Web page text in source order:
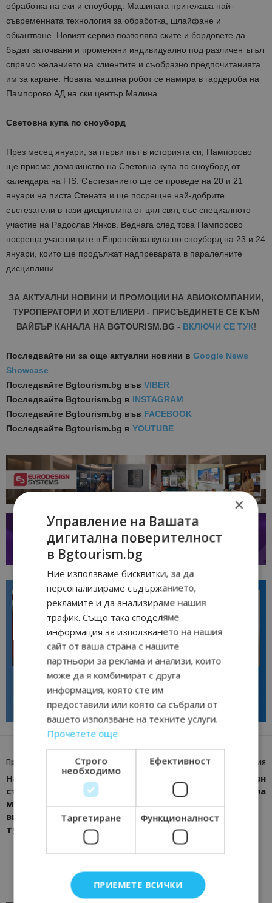
обработка на ски и сноуборд. Машината притежава най-
съвременната технология за обработка, шлайфане и
обкантване. Новият сервиз позволява ските и бордовете да
бъдат заточвани и променяни индивидуално под различен ъгъл
спрямо желанието на клиентите и съобразно предпочитанията
им за каране. Новата машина робот се намира в гардероба на
Пампорово АД на ски център Малина.
Световна купа по сноуборд
През месец януари, за първи път в историята си, Пампорово
ще приеме домакинство на Световна купа по сноуборд от
календара на FIS. Състезанието ще се проведе на 20 и 21
януари на писта Стената и ще посрещне най-добрите
състезатели в тази дисциплина от цял свят, със специалното
участие на Радослав Янков. Веднага след това Пампорово
посреща участниците в Европейска купа по сноуборд на 23 и 24
януари, които ще продължат надпреварата в паралелните
дисциплини.
ЗА АКТУАЛНИ НОВИНИ И ПРОМОЦИИ НА АВИОКОМПАНИИ,
ТУРОПЕРАТОРИ И ХОТЕЛИЕРИ - ПРИСЪЕДИНЕТЕ СЕ КЪМ
ВАЙБЪР КАНАЛА НА BGTOURISM.BG - ВКЛЮЧИ СЕ ТУК!
Последвайте ни за още актуални новини в Google News
Showcase
Последвайте Bgtourism.bg във VIBER
Последвайте Bgtourism.bg в INSTAGRAM
Последвайте Bgtourism.bg във FACEBOOK
Последвайте Bgtourism.bg в YOUTUBE
Галина Декова: Перник има
потенциал за културна
дестинация
Интервю
Анселмо Капороси: България
може да съчетае автентичния
туризъм с технологиите на
бъдещето
Предишна статия
Насърчава се
сътрудничеството
между българския и
виетнамския
туристически бизнес
Следваща статия
27 септември е Световен
ден на туризма
×
Управление на Вашата
дигитална поверителност
в Bgtourism.bg
Ние използваме бисквитки, за да
персонализираме съдържанието,
рекламите и да анализираме нашия
трафик. Също така споделяме
информация за използването на нашия
сайт от ваша страна с нашите
партньори за реклама и анализи, които
може да я комбинират с друга
информация, която сте им
предоставили или която са събрали от
вашето използване на техните услуги.
Прочетете още
Строго
необходимо
Ефективност
Таргетиране Функционалност
ПРИЕМЕТЕ ВСИЧКИ